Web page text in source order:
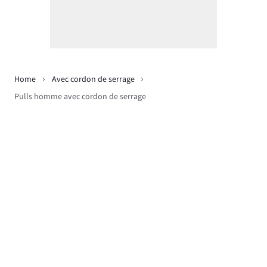
Home
Avec cordon de serrage
Pulls homme avec cordon de serrage